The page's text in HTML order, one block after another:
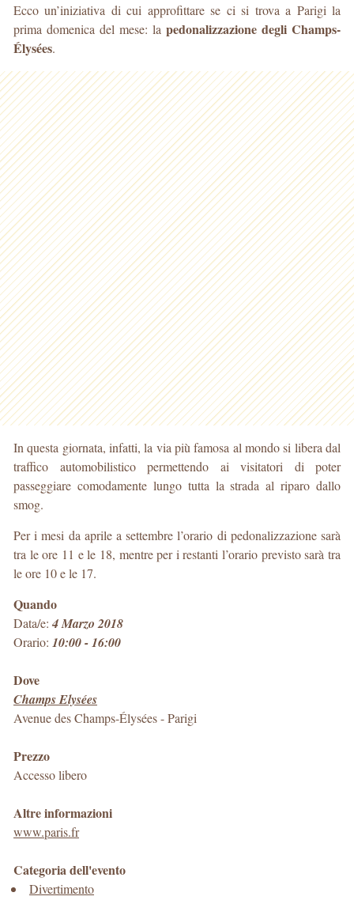
Ecco un’iniziativa di cui approfittare se ci si trova a Parigi la
prima domenica del mese: la pedonalizzazione degli Champs-
Élysées.
In questa giornata, infatti, la via più famosa al mondo si libera dal
traffico automobilistico permettendo ai visitatori di poter
passeggiare comodamente lungo tutta la strada al riparo dallo
smog.
Per i mesi da aprile a settembre l’orario di pedonalizzazione sarà
tra le ore 11 e le 18, mentre per i restanti l’orario previsto sarà tra
le ore 10 e le 17.
Quando
Data/e: 4 Marzo 2018
Orario: 10:00 - 16:00
Dove
Champs Elysées
Avenue des Champs-Élysées-Parigi
Prezzo
Accesso libero
Altre informazioni
www.paris.fr
Categoria dell'evento
Divertimento